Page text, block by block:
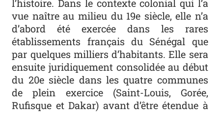
l’histoire. Dans le contexte colonial qui l’a
vue naître au milieu du 19e siècle, elle n’a
d’abord été exercée dans les rares
établissements français du Sénégal que
par quelques milliers d’habitants. Elle sera
ensuite juridiquement consolidée au début
du 20e siècle dans les quatre communes
de plein exercice (Saint-Louis, Gorée,
Rufisque et Dakar) avant d’être étendue à